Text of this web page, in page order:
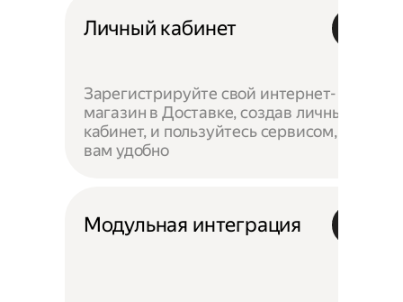
Личный кабинет
Зарегистрируйте свой интернет-
магазин в Доставке, создав личный
кабинет, и пользуйтесь сервисом, как
вам удобно
Модульная интеграция